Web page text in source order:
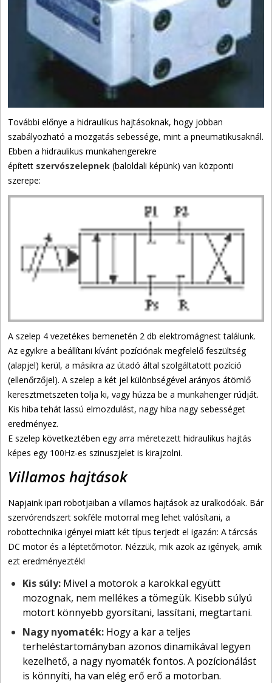
További előnye a hidraulikus hajtásoknak, hogy jobban
szabályozható a mozgatás sebessége, mint a pneumatikusaknál.
Ebben a hidraulikus munkahengerekre
épített szervószelepnek (baloldali képünk) van központi
szerepe:
A szelep 4 vezetékes bemenetén 2 db elektromágnest találunk.
Az egyikre a beállítani kívánt pozíciónak megfelelő feszültség
(alapjel) kerül, a másikra az útadó által szolgáltatott pozíció
(ellenőrzőjel). A szelep a két jel különbségével arányos átömlő
keresztmetszeten tolja ki, vagy húzza be a munkahenger rúdját.
Kis hiba tehát lassú elmozdulást, nagy hiba nagy sebességet
eredményez.
E szelep következtében egy arra méretezett hidraulikus hajtás
képes egy 100Hz-es szinuszjelet is kirajzolni.
Villamos hajtások
Napjaink ipari robotjaiban a villamos hajtások az uralkodóak. Bár
szervórendszert sokféle motorral meg lehet valósítani, a
robottechnika igényei miatt két típus terjedt el igazán: A tárcsás
DC motor és a léptetőmotor. Nézzük, mik azok az igények, amik
ezt eredményezték!
Kis súly: Mivel a motorok a karokkal együtt
mozognak, nem mellékes a tömegük. Kisebb súlyú
motort könnyebb gyorsítani, lassítani, megtartani.
Nagy nyomaték: Hogy a kar a teljes
terheléstartományban azonos dinamikával legyen
kezelhető, a nagy nyomaték fontos. A pozícionálást
is könnyíti, ha van elég erő erő a motorban.